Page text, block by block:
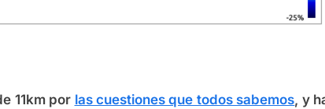
11km por las cuestiones que todos sabemos, y